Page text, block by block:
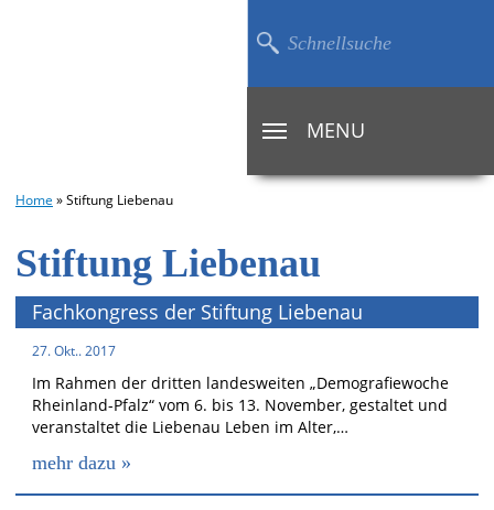
TOGGLE
NAVIGATION
MENU
Home »Stiftung Liebenau
Stiftung Liebenau
Fachkongress der Stiftung Liebenau
27. Okt.. 2017
Im Rahmen der dritten landesweiten „Demografiewoche
Rheinland-Pfalz“ vom 6. bis 13. November, gestaltet und
veranstaltet die Liebenau Leben im Alter,…
mehr dazu »